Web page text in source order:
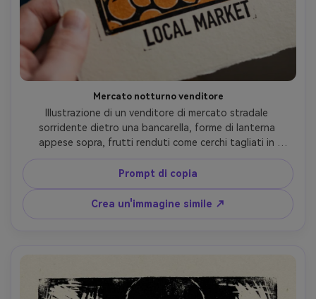
Mercato notturno venditore
Illustrazione di un venditore di mercato stradale
sorridente dietro una bancarella, forme di lanterna
appese sopra, frutti renduti come cerchi tagliati in
audace, ombreggiatura fitta per la profondità, inchiostro
nero palette limitata e accento arancione caldo, carta
strutturata con leggero sanguinamento di inchiostro,
cornice poster vivace ma grafica, obiettivo da 85 mm,
profondità di campo bassa-AR 4:5
Prompt di copia
Crea un'immagine simile ↗